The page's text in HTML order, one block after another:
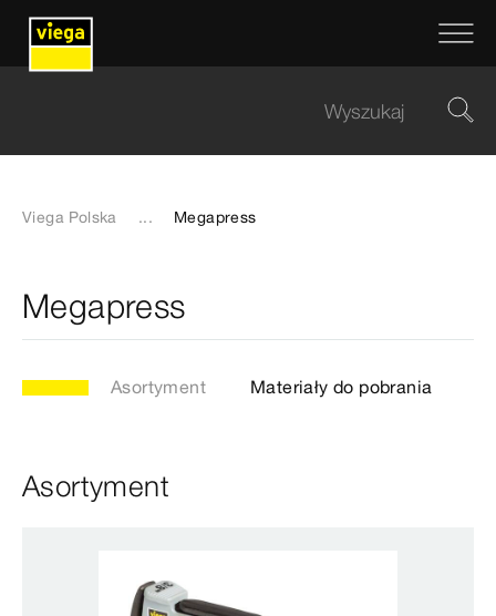
Viega Polska ... Megapress
Megapress
Asortyment Materiały do pobrania
Asortyment